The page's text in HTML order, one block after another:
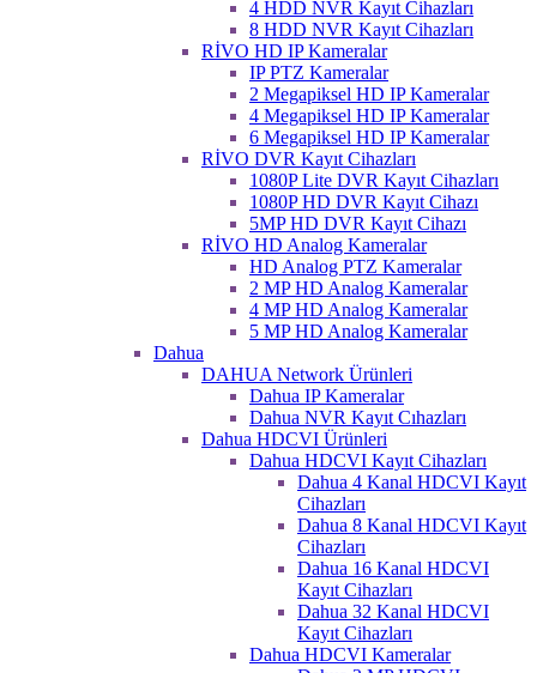
4 HDD NVR Kayıt Cihazları
8 HDD NVR Kayıt Cihazları
RİVO HD IP Kameralar
IP PTZ Kameralar
2 Megapiksel HD IP Kameralar
4 Megapiksel HD IP Kameralar
6 Megapiksel HD IP Kameralar
RİVO DVR Kayıt Cihazları
1080P Lite DVR Kayıt Cihazları
1080P HD DVR Kayıt Cihazı
5MP HD DVR Kayıt Cihazı
RİVO HD Analog Kameralar
HD Analog PTZ Kameralar
2 MP HD Analog Kameralar
4 MP HD Analog Kameralar
5 MP HD Analog Kameralar
Dahua
DAHUA Network Ürünleri
Dahua IP Kameralar
Dahua NVR Kayıt Cıhazları
Dahua HDCVI Ürünleri
Dahua HDCVI Kayıt Cihazları
Dahua 4 Kanal HDCVI Kayıt
Cihazları
Dahua 8 Kanal HDCVI Kayıt
Cihazları
Dahua 16 Kanal HDCVI
Kayıt Cihazları
Dahua 32 Kanal HDCVI
Kayıt Cihazları
Dahua HDCVI Kameralar